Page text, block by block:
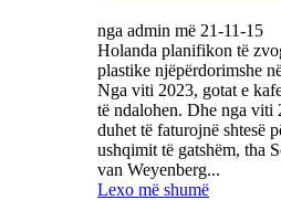
nga admin më 21-11-15
Holanda planifikon të
plastike njëpërdorimshe
Nga viti 2023, gotat e
të ndalohen. Dhe nga viti
duhet të faturojnë shtesë
ushqimit të gatshëm, tha
van Weyenberg...
Lexo më shumë